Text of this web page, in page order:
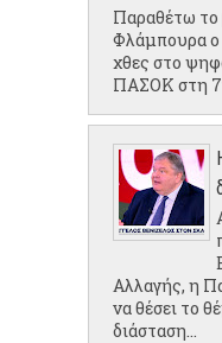
Παραθέτω το
Φλάμπουρα ο
χθες στο
ΠΑΣΟΚ στη
Αλλαγής, η
να θέσει το
διάσταση...